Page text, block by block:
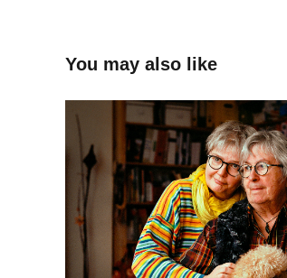
You may also like